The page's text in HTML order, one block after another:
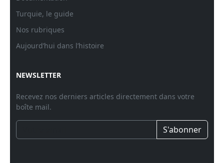
Turquie, le guide
Nos rubriques
Aujourd’hui dans l’histoire
NEWSLETTER
Recevez nos derniers articles directement dans votre
boîte mail.
S'abonner